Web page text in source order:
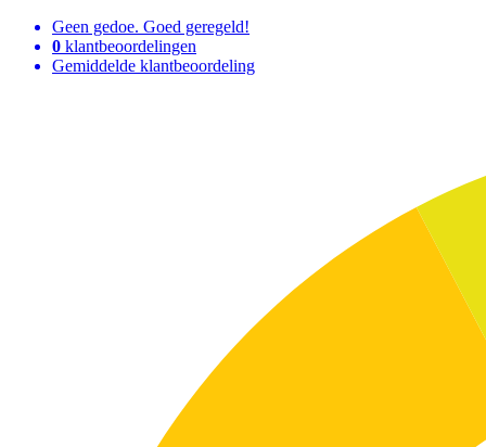
Geen gedoe. Goed geregeld!
0 klantbeoordelingen
Gemiddelde klantbeoordeling